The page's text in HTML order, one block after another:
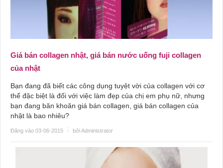
Giá bán collagen nhật, giá bán nước uống fuji collagen
của nhật
Bạn đang đã biết các công dụng tuyệt vời của collagen với cơ
thể đặc biệt là đối với việc làm đẹp của chị em phụ nữ, nhưng
bạn đang băn khoăn giá bán collagen, giá bán collagen của
nhật là bao nhiêu?
Đăng vào 03-06-2015 / bởi Administrator